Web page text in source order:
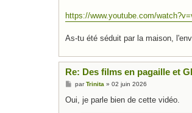
g
e
https://www.youtube.com/
As-tu été séduit par la maison,
Re: Des films en pagaille et
M
s
parTrinita » 02 juin 2026
Oui, je parle bien de cette vidéo.